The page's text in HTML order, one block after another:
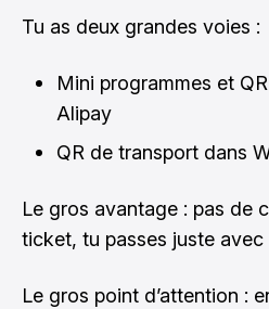
Tu as deux grandes voies :
Mini programmes et
Alipay
QR de transport dans
Le gros avantage : pas de
ticket, tu passes juste avec
Le gros point d’attention :